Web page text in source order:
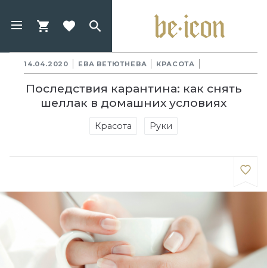
14.04.2020 ЕВА ВЕТЮТНЕВА КРАСОТА
Последствия карантина: как снять
шеллак в домашних условиях
Красота Руки